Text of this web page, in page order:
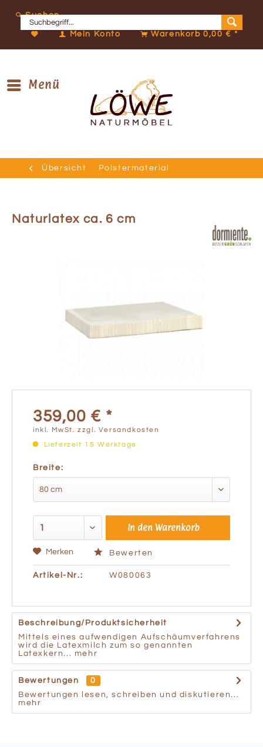
Suchen
Mein Konto Warenkorb0,00 € *
Menü
Übersicht Polstermaterial
Naturlatex ca. 6 cm
359,00 € *
inkl. MwSt.zzgl. Versandkosten
Lieferzeit 15 Werktage
Breite:
In den Warenkorb
Merken Bewerten
Artikel-Nr.: W080063
Beschreibung/Produktsicherheit
Mittels eines aufwendigen Aufschäumverfahrens
wird die Latexmilch zum so genannten
Latexkern... mehr
Bewertungen
0
Bewertungen lesen, schreiben und diskutieren...
mehr